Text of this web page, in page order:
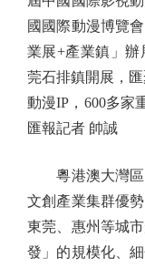
國國際動漫博覽
業展+產業鎮」辦
莞石排鎮開展，
動漫IP，600多家
匯報記者 帥誠
粵港澳大灣區
文創產業集群優
東莞、惠州等城
發」的規模化、